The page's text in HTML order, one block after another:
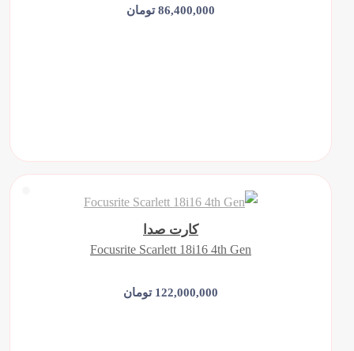
86,400,000 تومان
کارت صدا
Focusrite Scarlett 18i16 4th Gen
122,000,000 تومان